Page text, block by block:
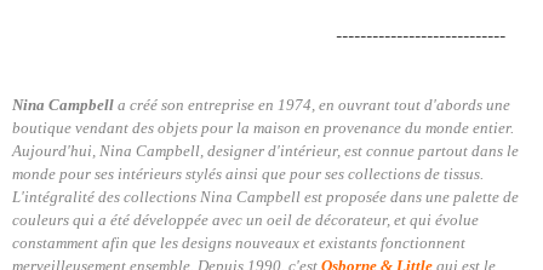
----------------------------
Nina Campbell a créé son entreprise en 1974, en ouvrant tout d'abords une
boutique vendant des objets pour la maison en provenance du monde entier.
Aujourd'hui, Nina Campbell, designer d'intérieur, est connue partout dans le
monde pour ses intérieurs stylés ainsi que pour ses collections de tissus.
L'intégralité des collections Nina Campbell est proposée dans une palette de
couleurs qui a été développée avec un oeil de décorateur, et qui évolue
constamment afin que les designs nouveaux et existants fonctionnent
merveilleusement ensemble. Depuis 1990, c'est Osborne & Little qui est le